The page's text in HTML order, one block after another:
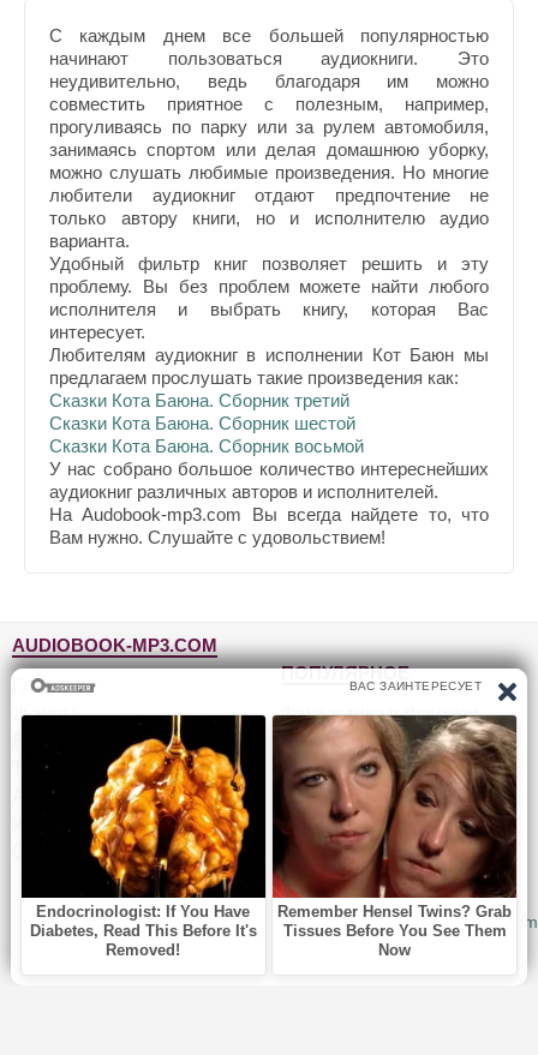
С каждым днем все большей популярностью
начинают пользоваться аудиокниги. Это
неудивительно, ведь благодаря им можно
совместить приятное с полезным, например,
прогуливаясь по парку или за рулем автомобиля,
занимаясь спортом или делая домашнюю уборку,
можно слушать любимые произведения. Но многие
любители аудиокниг отдают предпочтение не
только автору книги, но и исполнителю аудио
варианта.
Удобный фильтр книг позволяет решить и эту
проблему. Вы без проблем можете найти любого
исполнителя и выбрать книгу, которая Вас
интересует.
Любителям аудиокниг в исполнении Кот Баюн мы
предлагаем прослушать такие произведения как:
Сказки Кота Баюна. Сборник третий
Сказки Кота Баюна. Сборник шестой
Сказки Кота Баюна. Сборник восьмой
У нас собрано большое количество интереснейших
аудиокниг различных авторов и исполнителей.
На Audobook-mp3.com Вы всегда найдете то, что
Вам нужно. Слушайте с удовольствием!
AUDIOBOOK-MP3.COM
Главная
Жанры
Топ-100
Авторы
Исполнители
Обратная связь
ПОПУЛЯРНОЕ
Фантастика и фэнтези
Детективы, триллеры
Для детей
Роман, проза
Приключения
Юмор, сатира
© 2010-2026Audiobook-mp3.com